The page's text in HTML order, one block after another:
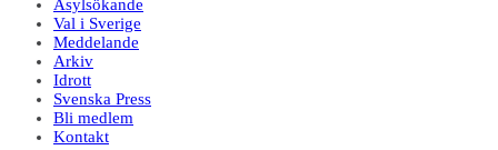
Asylsökande
Val i Sverige
Meddelande
Arkiv
Idrott
Svenska Press
Bli medlem
Kontakt